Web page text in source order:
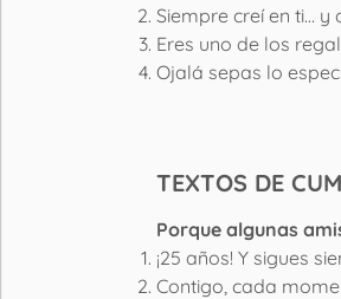
Siempre creí en ti… y
Eres uno de los
Ojalá sepas lo
TEXTOS DE
Porque algunas
¡25 años! Y sigues
Contigo, cada